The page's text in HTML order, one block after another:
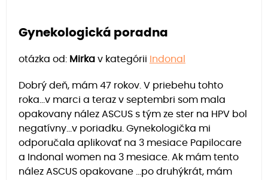
Gynekologická poradna
otázka od: Mirka v kategórii Indonal
Dobrý deň, mám 47 rokov. V priebehu tohto
roka...v marci a teraz v septembri som mala
opakovany nález ASCUS s tým ze ster na HPV bol
negatívny...v poriadku. Gynekologička mi
odporučala aplikovať na 3 mesiace Papilocare
a Indonal women na 3 mesiace. Ak mám tento
nález ASCUS opakovane …po druhýkrát, mám